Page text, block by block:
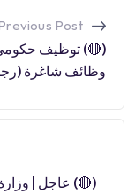
Post
(🔴) توظيف حكومي|
وظائف شاغرة
(🔴) عاجل |